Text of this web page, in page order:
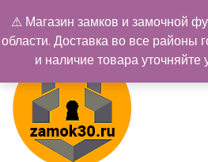
содержимому
⚠ Магазин замков и замочной
области. Доставка во все районы
и наличие товара уточняйте